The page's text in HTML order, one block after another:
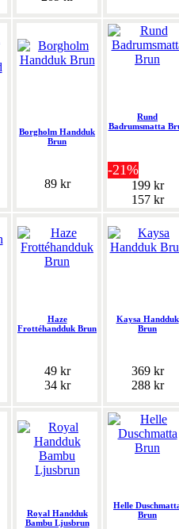
Borgholm Handduk
Brun
89 kr
Rund
Badrumsmatta
-21%
199 kr
157 kr
Haze
Frottéhandduk Brun
49 kr
34 kr
Kaysa Handduk
Brun
369 kr
288 kr
Royal Handduk
Bambu Ljusbrun
Helle
Brun